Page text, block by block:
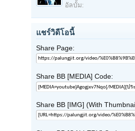
อัลบั้ม:
แชร์วิดีโอนี้
Share Page:
Share BB [MEDIA] Code:
Share BB [IMG] (With